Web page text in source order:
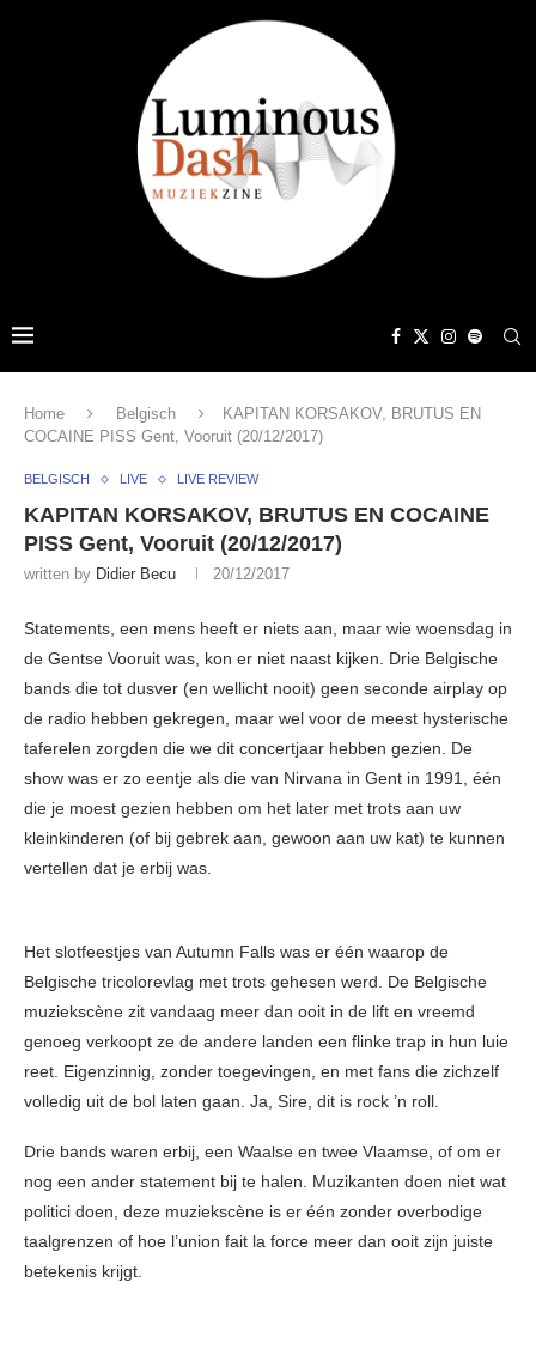
Home Belgisch
KAPITAN KORSAKOV, BRUTUS EN
COCAINE PISS Gent, Vooruit (20/12/2017)
BELGISCH LIVE LIVE REVIEW
KAPITAN KORSAKOV, BRUTUS EN COCAINE
PISS Gent, Vooruit (20/12/2017)
written by Didier Becu 20/12/2017
Statements, een mens heeft er niets aan, maar wie woensdag in
de Gentse Vooruit was, kon er niet naast kijken. Drie Belgische
bands die tot dusver (en wellicht nooit) geen seconde airplay op
de radio hebben gekregen, maar wel voor de meest hysterische
taferelen zorgden die we dit concertjaar hebben gezien. De
show was er zo eentje als die van Nirvana in Gent in 1991, één
die je moest gezien hebben om het later met trots aan uw
kleinkinderen (of bij gebrek aan, gewoon aan uw kat) te kunnen
vertellen dat je erbij was.
Het slotfeestjes van Autumn Falls was er één waarop de
Belgische tricolorevlag met trots gehesen werd. De Belgische
muziekscène zit vandaag meer dan ooit in de lift en vreemd
genoeg verkoopt ze de andere landen een flinke trap in hun luie
reet. Eigenzinnig, zonder toegevingen, en met fans die zichzelf
volledig uit de bol laten gaan. Ja, Sire, dit is rock ’n roll.
Drie bands waren erbij, een Waalse en twee Vlaamse, of om er
nog een ander statement bij te halen. Muzikanten doen niet wat
politici doen, deze muziekscène is er één zonder overbodige
taalgrenzen of hoe l’union fait la force meer dan ooit zijn juiste
betekenis krijgt.